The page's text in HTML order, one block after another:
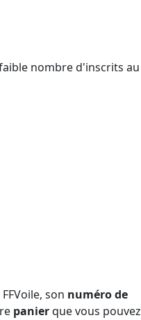
nombre d'inscrits au
FFVoile, son numéro de
panierque vous pouvez